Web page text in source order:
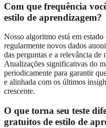
Com que frequência
estilo de aprendizagem?
Nosso algoritmo está em
regularmente novos dados
das perguntas e a relevância de
Atualizações significativas do
periodicamente para garantir
e alinhada com os últimos
crescente.
O que torna seu teste
gratuitos de estilo de